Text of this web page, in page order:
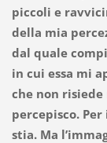
piccoli e
della mia
dal quale
in cui essa mi
che non risiede
percepisco.
stia. Ma